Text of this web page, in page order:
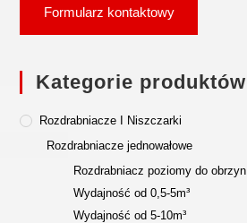
Formularz kontaktowy
Kategorie produktów
Rozdrabniacze I Niszczarki
Rozdrabniacze jednowałowe
Rozdrabniacz poziomy do obrzyn
Wydajność od 0,5-5m³
Wydajność od 5-10m³